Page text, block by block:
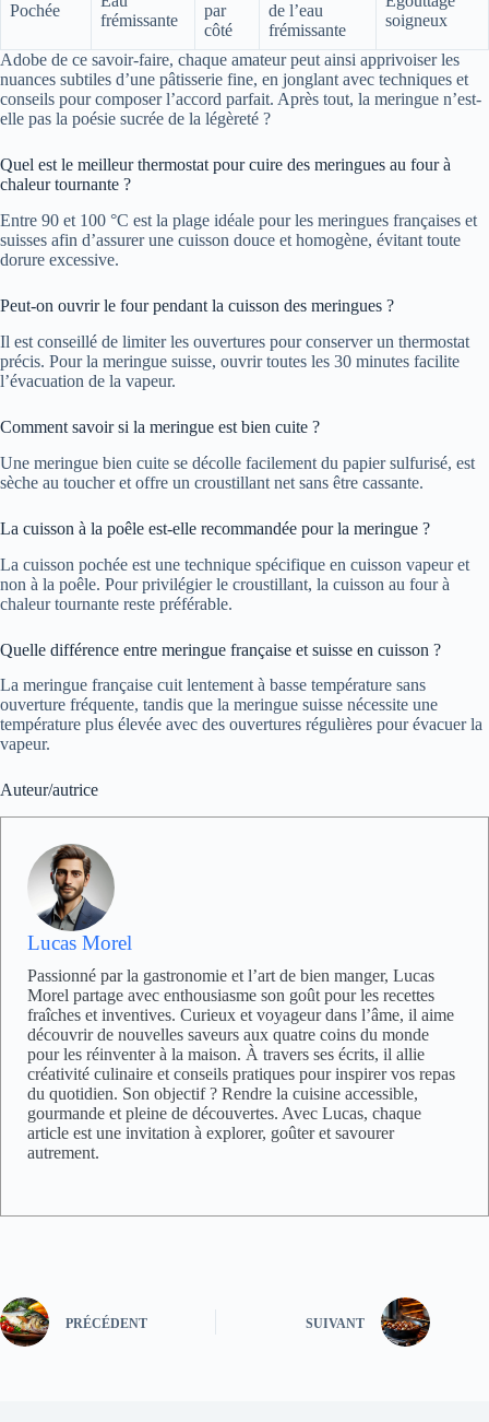
Pochée
frémissante
par
côté
de l’eau
frémissante
soigneux
Adobe de ce savoir-faire, chaque amateur peut ainsi apprivoiser les
nuances subtiles d’une pâtisserie fine, en jonglant avec techniques et
conseils pour composer l’accord parfait. Après tout, la meringue n’est-
elle pas la poésie sucrée de la légèreté ?
Quel est le meilleur thermostat pour cuire des meringues au four à
chaleur tournante ?
Entre 90 et 100 °C est la plage idéale pour les meringues françaises et
suisses afin d’assurer une cuisson douce et homogène, évitant toute
dorure excessive.
Peut-on ouvrir le four pendant la cuisson des meringues ?
Il est conseillé de limiter les ouvertures pour conserver un thermostat
précis. Pour la meringue suisse, ouvrir toutes les 30 minutes facilite
l’évacuation de la vapeur.
Comment savoir si la meringue est bien cuite ?
Une meringue bien cuite se décolle facilement du papier sulfurisé, est
sèche au toucher et offre un croustillant net sans être cassante.
La cuisson à la poêle est-elle recommandée pour la meringue ?
La cuisson pochée est une technique spécifique en cuisson vapeur et
non à la poêle. Pour privilégier le croustillant, la cuisson au four à
chaleur tournante reste préférable.
Quelle différence entre meringue française et suisse en cuisson ?
La meringue française cuit lentement à basse température sans
ouverture fréquente, tandis que la meringue suisse nécessite une
température plus élevée avec des ouvertures régulières pour évacuer la
vapeur.
Auteur/autrice
Lucas Morel
Passionné par la gastronomie et l’art de bien manger, Lucas
Morel partage avec enthousiasme son goût pour les recettes
fraîches et inventives. Curieux et voyageur dans l’âme, il aime
découvrir de nouvelles saveurs aux quatre coins du monde
pour les réinventer à la maison. À travers ses écrits, il allie
créativité culinaire et conseils pratiques pour inspirer vos repas
du quotidien. Son objectif ? Rendre la cuisine accessible,
gourmande et pleine de découvertes. Avec Lucas, chaque
article est une invitation à explorer, goûter et savourer
autrement.
PRÉCÉDENT SUIVANT